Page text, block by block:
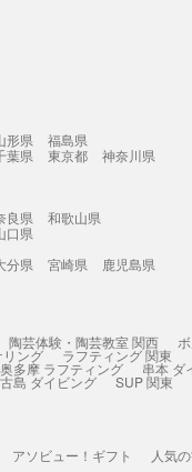
形県
福島県
葉県 東京都
神奈川県
良県
和歌山県
口県
分県 宮崎県
鹿児島県
陶芸体験・陶芸教室 関西
ング ラフティング 関東
奥多摩 ラフティング 串本 ダ
島 ダイビング SUP 関東
アソビュー！ギフト 人気